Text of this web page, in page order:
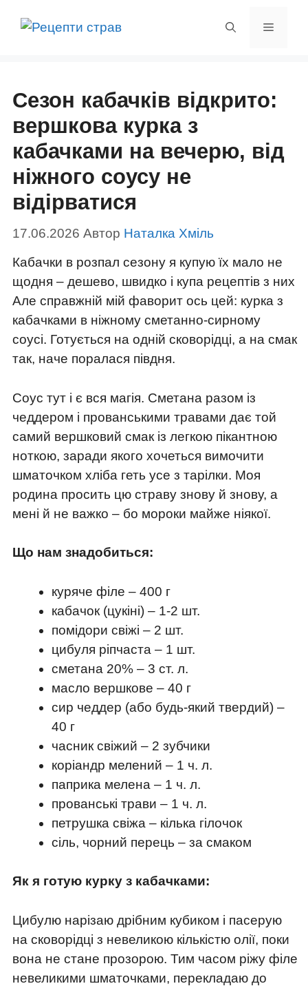
Меню
Сезон кабачків відкрито:
вершкова курка з
кабачками на вечерю, від
ніжного соусу не
відірватися
17.06.2026 Автор Наталка Хміль
Кабачки в розпал сезону я купую їх мало не
щодня – дешево, швидко і купа рецептів з них
Але справжній мій фаворит ось цей: курка з
кабачками в ніжному сметанно-сирному
соусі. Готується на одній сковорідці, а на смак
так, наче поралася півдня.
Соус тут і є вся магія. Сметана разом із
чеддером і прованськими травами дає той
самий вершковий смак із легкою пікантною
ноткою, заради якого хочеться вимочити
шматочком хліба геть усе з тарілки. Моя
родина просить цю страву знову й знову, а
мені й не важко – бо мороки майже ніякої.
Що нам знадобиться:
куряче філе – 400 г
кабачок (цукіні) – 1-2 шт.
помідори свіжі – 2 шт.
цибуля ріпчаста – 1 шт.
сметана 20% – 3 ст. л.
масло вершкове – 40 г
сир чеддер (або будь-який твердий) –
40 г
часник свіжий – 2 зубчики
коріандр мелений – 1 ч. л.
паприка мелена – 1 ч. л.
прованські трави – 1 ч. л.
петрушка свіжа – кілька гілочок
сіль, чорний перець – за смаком
Як я готую курку з кабачками:
Цибулю нарізаю дрібним кубиком і пасерую
на сковорідці з невеликою кількістю олії, поки
вона не стане прозорою. Тим часом ріжу філе
невеликими шматочками, перекладаю до